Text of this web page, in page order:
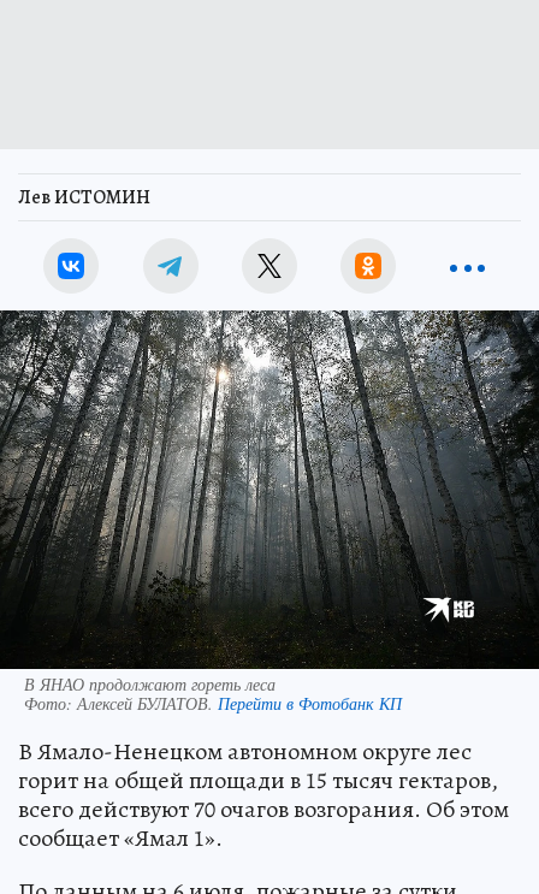
Лев ИСТОМИН
В ЯНАО продолжают гореть леса
Фото:Алексей БУЛАТОВ. Перейти в Фотобанк КП
В Ямало-Ненецком автономном округе лес
горит на общей площади в 15 тысяч гектаров,
всего действуют 70 очагов возгорания. Об этом
сообщает «Ямал 1».